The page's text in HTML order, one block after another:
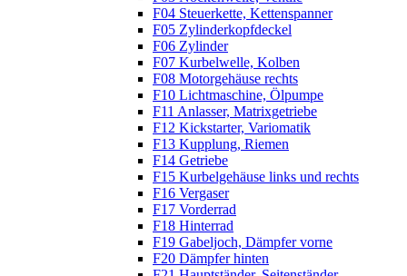
F04 Steuerkette, Kettenspanner
F05 Zylinderkopfdeckel
F06 Zylinder
F07 Kurbelwelle, Kolben
F08 Motorgehäuse rechts
F10 Lichtmaschine, Ölpumpe
F11 Anlasser, Matrixgetriebe
F12 Kickstarter, Variomatik
F13 Kupplung, Riemen
F14 Getriebe
F15 Kurbelgehäuse links und rechts
F16 Vergaser
F17 Vorderrad
F18 Hinterrad
F19 Gabeljoch, Dämpfer vorne
F20 Dämpfer hinten